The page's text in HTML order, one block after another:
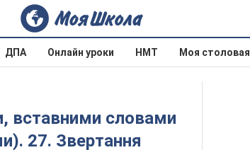
ДПА Онлайн уроки НМТ Моя столовая
27. Звертання